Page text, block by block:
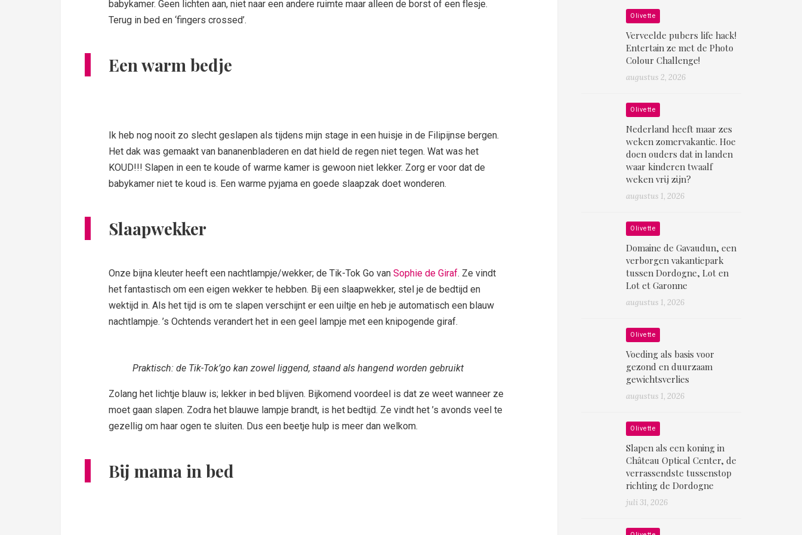
babykamer. Geen lichten aan, niet naar een andere ruimte maar alleen de borst of een flesje.
Terug in bed en ‘fingers crossed’.
Een warm bedje
Ik heb nog nooit zo slecht geslapen als tijdens mijn stage in een huisje in de Filipijnse bergen.
Het dak was gemaakt van bananenbladeren en dat hield de regen niet tegen. Wat was het
KOUD!!! Slapen in een te koude of warme kamer is gewoon niet lekker. Zorg er voor dat de
babykamer niet te koud is. Een warme pyjama en goede slaapzak doet wonderen.
Slaapwekker
Onze bijna kleuter heeft een nachtlampje/wekker; de Tik-Tok Go van Sophie de Giraf. Ze vindt
het fantastisch om een eigen wekker te hebben. Bij een slaapwekker, stel je de bedtijd en
wektijd in. Als het tijd is om te slapen verschijnt er een uiltje en heb je automatisch een blauw
nachtlampje. ’s Ochtends verandert het in een geel lampje met een knipogende giraf.
Praktisch: de Tik-Tok’go kan zowel liggend, staand als hangend worden gebruikt
Zolang het lichtje blauw is; lekker in bed blijven. Bijkomend voordeel is dat ze weet wanneer ze
moet gaan slapen. Zodra het blauwe lampje brandt, is het bedtijd. Ze vindt het ’s avonds veel te
gezellig om haar ogen te sluiten. Dus een beetje hulp is meer dan welkom.
Bij mama in bed
Olivette
Verveelde pubers life hack!
Entertain ze met de Photo
Colour Challenge!
augustus 2, 2026
Olivette
Nederland heeft maar zes
weken zomervakantie. Hoe
doen ouders dat in landen
waar kinderen twaalf
weken vrij zijn?
augustus 1, 2026
Olivette
Domaine de Gavaudun, een
verborgen vakantiepark
tussen Dordogne, Lot en
Lot et Garonne
augustus 1, 2026
Olivette
Voeding als basis voor
gezond en duurzaam
gewichtsverlies
augustus 1, 2026
Olivette
Slapen als een koning in
Château Optical Center, de
verrassendste tussenstop
richting de Dordogne
juli 31, 2026